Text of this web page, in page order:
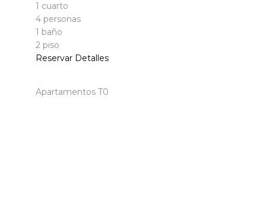
1 cuarto
4 personas
1 baño
2 piso
Reservar Detalles
Apartamentos T0